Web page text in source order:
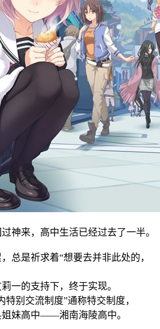
神来，高中生活已经过去了一半。
总是祈求着“想要去并非此处的，
一的支持下，终于实现。
别交流制度”通称特交制度，
妹高中——湘南海陵高中。